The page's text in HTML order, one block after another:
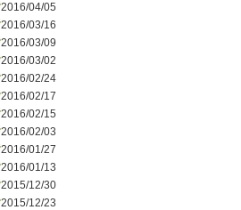
2016/04/05
2016/03/16
2016/03/09
2016/03/02
2016/02/24
2016/02/17
2016/02/15
2016/02/03
2016/01/27
2016/01/13
2015/12/30
2015/12/23